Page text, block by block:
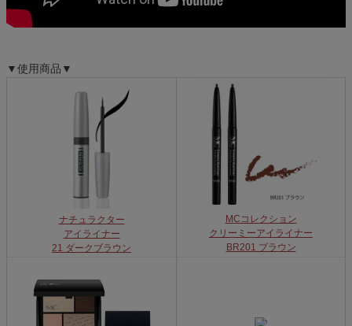
▼使用商品▼
ナチュラクター
アイライナー
21 ダークブラウン
MCコレクション
クリーミーアイライナー
BR201 ブラウン